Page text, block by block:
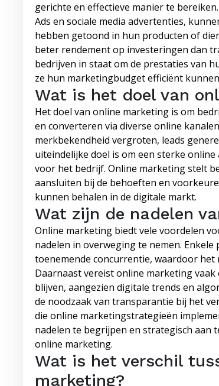
gerichte en effectieve manier te
Ads en sociale media advertenties,
hebben getoond in hun producten of
beter rendement op investeringen dan
bedrijven in staat om de prestaties van
ze hun marketingbudget efficiënt
Wat is het doel van
Het doel van online marketing is om
en converteren via diverse online
merkbekendheid vergroten, leads
uiteindelijke doel is om een sterke
voor het bedrijf. Online marketing stelt
aansluiten bij de behoeften en
kunnen behalen in de digitale markt.
Wat zijn de nadelen
Online marketing biedt vele voordelen
nadelen in overweging te nemen.
toenemende concurrentie, waardoor
Daarnaast vereist online marketing
blijven, aangezien digitale trends en
de noodzaak van transparantie bij het
die online marketingstrategieën
nadelen te begrijpen en strategisch aan
online marketing.
Wat is het verschil
marketing?